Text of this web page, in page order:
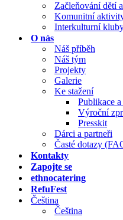
Začleňování dětí
Komunitní
Interkulturní
O nás
Náš příběh
Náš tým
Projekty
Galerie
Ke stažení
Publikace
Výroční
Presskit
Dárci a partneři
Časté dotazy
Kontakty
Zapojte se
ethnocatering
RefuFest
Čeština
Čeština